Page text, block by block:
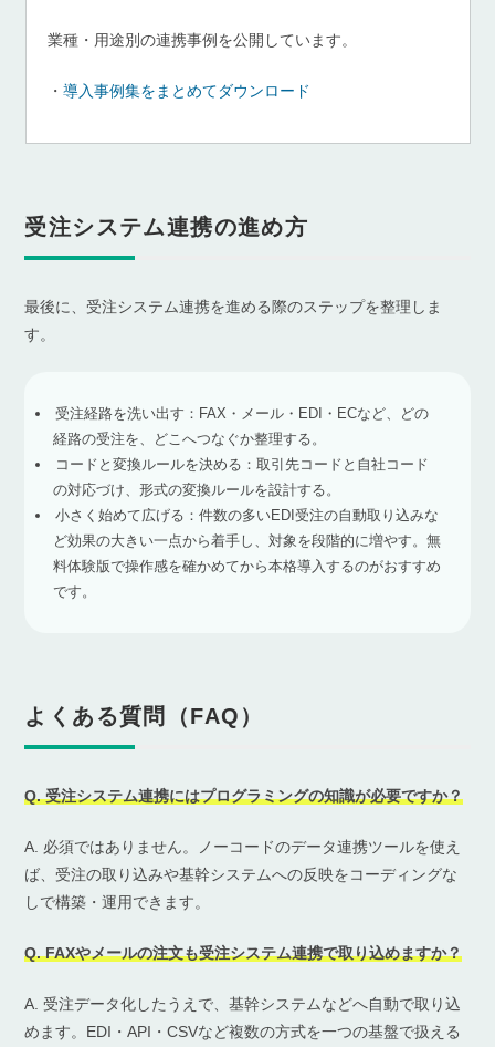
業種・用途別の連携事例を公開しています。
・ 導入事例集をまとめてダウンロード
受注システム連携の進め方
最後に、受注システム連携を進める際のステップを整理しま
す。
受注経路を洗い出す：FAX・メール・EDI・ECなど、どの
経路の受注を、どこへつなぐか整理する。
コードと変換ルールを決める：取引先コードと自社コード
の対応づけ、形式の変換ルールを設計する。
小さく始めて広げる：件数の多いEDI受注の自動取り込みな
ど効果の大きい一点から着手し、対象を段階的に増やす。無
料体験版で操作感を確かめてから本格導入するのがおすすめ
です。
よくある質問（FAQ）
Q. 受注システム連携にはプログラミングの知識が必要ですか？
A. 必須ではありません。ノーコードのデータ連携ツールを使え
ば、受注の取り込みや基幹システムへの反映をコーディングな
しで構築・運用できます。
Q. FAXやメールの注文も受注システム連携で取り込めますか？
A. 受注データ化したうえで、基幹システムなどへ自動で取り込
めます。EDI・API・CSVなど複数の方式を一つの基盤で扱える